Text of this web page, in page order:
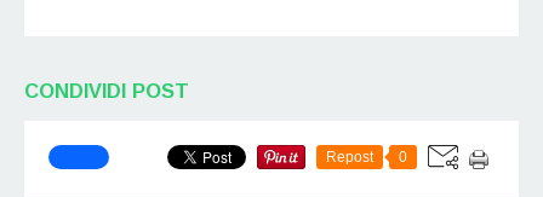
CONDIVIDI POST
Repost 0